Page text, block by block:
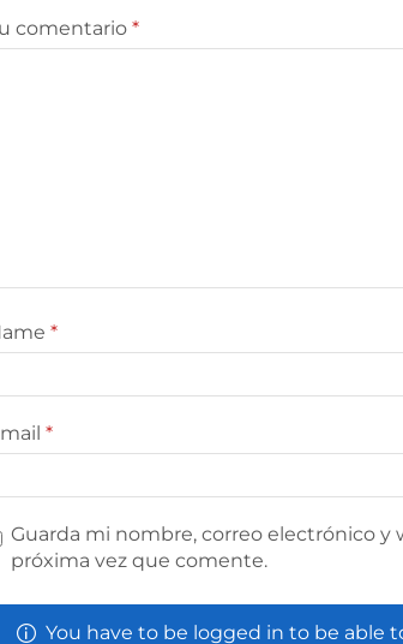
comentario *
*
*
Guarda mi nombre, correo electrónico y
próxima vez que comente.
You have to be logged in to be able